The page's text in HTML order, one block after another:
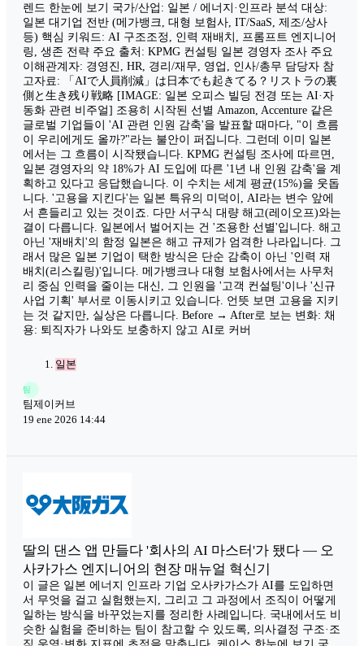
렌드 한눈에 보기 국가/산업: 일본 / 에너지·인프라 분석 대상:
일본 대기업 전반 (메가뱅크, 대형 보험사, IT/SaaS, 제조/상사
등) 핵심 키워드: AI 구조조정, 인력 재배치, 프롬프트 엔지니어
링, 생존 전략 주요 출처: KPMG 컨설팅 일본 경영자 조사 주요
이해관계자: 경영진, HR, 경리/재무, 영업, 인사/총무 담당자 참
고자료: 「AIで人員削減」は日本でも起きてる？リストラの裏
側と生き残り戦略 [IMAGE: 일본 오피스 빌딩 전경 또는 AI·자
동화 관련 비주얼] 조용히 시작된 선별 Amazon, Accenture 같은
글로벌 기업들이 'AI 관련 인원 감축'을 발표할 때마다, "이 흐름
이 우리에게도 올까?"라는 불안이 퍼집니다. 그런데 이미 일본
에서는 그 흐름이 시작됐습니다. KPMG 컨설팅 조사에 따르면,
일본 경영자의 약 18%가 AI 도입에 따른 '1년 내 인원 감축'을 계
획하고 있다고 응답했습니다. 이 수치는 세계 평균(15%)을 웃돕
니다. '고용을 지킨다'는 일본 특유의 미덕이, AI라는 변수 앞에
서 흔들리고 있는 것이죠. 다만 서구식 대량 해고(레이오프)와는
결이 다릅니다. 일본에서 벌어지는 건 '조용한 선별'입니다. 해고
아닌 '재배치'의 함정 일본은 해고 규제가 엄격한 나라입니다. 그
래서 많은 일본 기업이 택한 방식은 단순 감축이 아닌 '인력 재
배치(리스킬링)'입니다. 메가뱅크나 대형 보험사에서는 사무처
리 중심 인력을 줄이는 대신, 그 인원을 '고객 컨설팅'이나 '신규
사업 기획' 부서로 이동시키고 있습니다. 언뜻 보면 고용을 지키
는 것 같지만, 실상은 다릅니다. Before → After로 보는 변화: 채
용: 퇴직자가 나와도 보충하지 않고 AI로 커버
일본
팀
팀제이커브
19 ene 2026 14:44
딸의 댄스 앱 만들다 '회사의 AI 마스터'가 됐다 — 오
사카가스 엔지니어의 현장 매뉴얼 혁신기
이 글은 일본 에너지 인프라 기업 오사카가스가 AI를 도입하면
서 무엇을 걸고 실험했는지, 그리고 그 과정에서 조직이 어떻게
일하는 방식을 바꾸었는지를 정리한 사례입니다. 국내에서도 비
슷한 실험을 준비하는 팀이 참고할 수 있도록, 의사결정 구조·조